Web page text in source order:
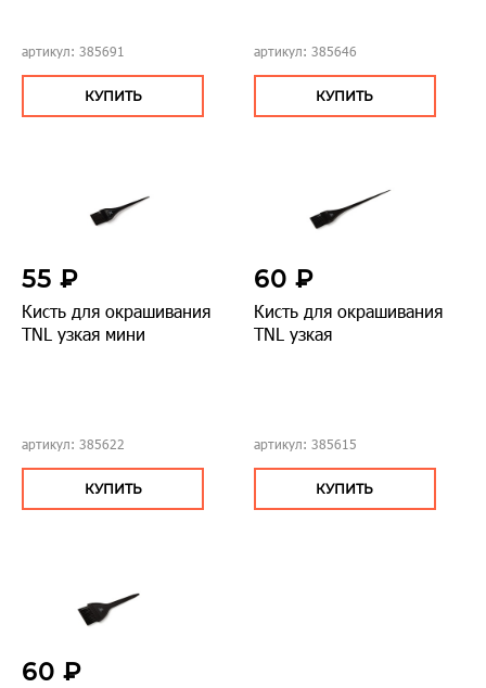
артикул: 385691
КУПИТЬ
артикул: 385646
КУПИТЬ
55 ₽
Кисть для окрашивания
TNL узкая мини
артикул: 385622
КУПИТЬ
60 ₽
Кисть для окрашивания
TNL узкая
артикул: 385615
КУПИТЬ
60 ₽